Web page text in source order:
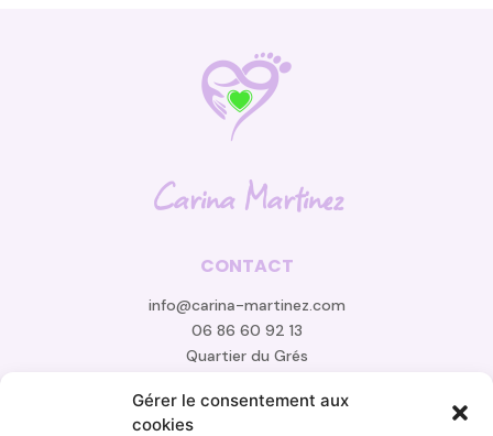
Gérer le consentement aux
cookies
Carina Martinez
CONTACT
info@carina-martinez.com
06 86 60 92 13
Quartier du Grés